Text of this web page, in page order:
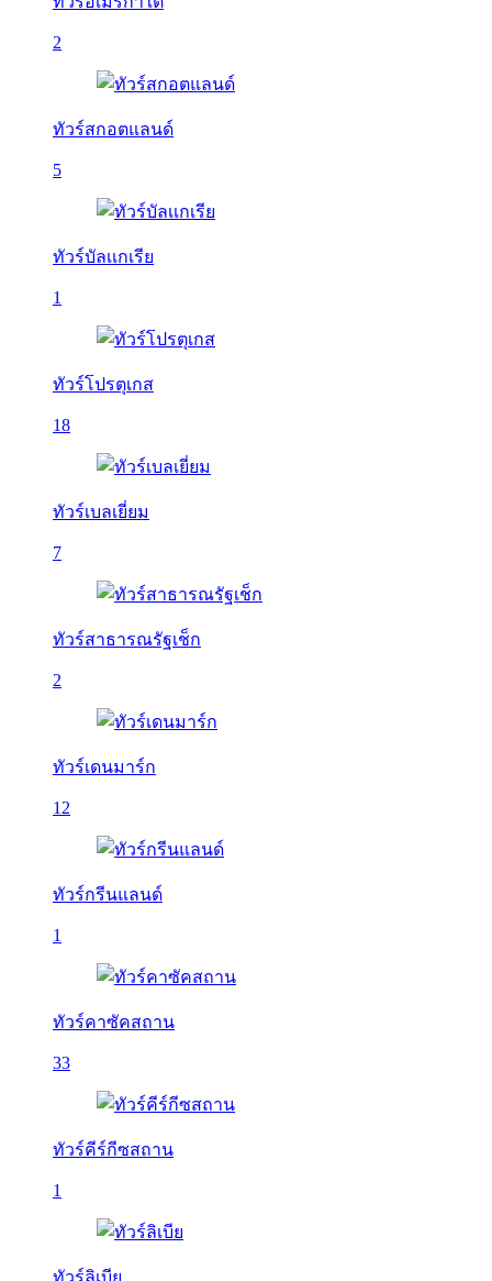
2
ทัวร์สกอตแลนด์
5
ทัวร์บัลเเกเรีย
1
ทัวร์โปรตุเกส
18
ทัวร์เบลเยี่ยม
7
ทัวร์สาธารณรัฐเช็ก
2
ทัวร์เดนมาร์ก
12
ทัวร์กรีนแลนด์
1
ทัวร์คาซัคสถาน
33
ทัวร์คีร์กีซสถาน
1
ทัวร์ลิเบีย